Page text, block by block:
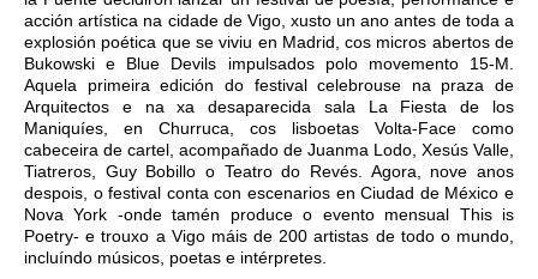
acción artística na cidade de Vigo, xusto un ano antes de toda a
explosión poética que se viviu en Madrid, cos micros abertos de
Bukowski e Blue Devils impulsados polo movemento 15-M.
Aquela primeira edición do festival celebrouse na praza de
Arquitectos e na xa desaparecida sala La Fiesta de los
Maniquíes, en Churruca, cos lisboetas Volta-Face como
cabeceira de cartel, acompañado de Juanma Lodo, Xesús Valle,
Tiatreros, Guy Bobillo o Teatro do Revés. Agora, nove anos
despois, o festival conta con escenarios en Ciudad de México e
Nova York -onde tamén produce o evento mensual This is
Poetry- e trouxo a Vigo máis de 200 artistas de todo o mundo,
incluíndo músicos, poetas e intérpretes.